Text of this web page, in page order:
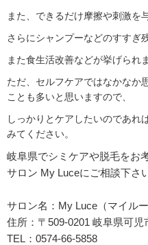
また、できるだけ摩擦や刺激を
さらにシャンプーなどのすすぎ
また食生活改善などが挙げられ
ただ、セルフケアではなかなか
ことも多いと思いますので、
しっかりとケアしたいのであれ
みてください。
岐阜県でシミケアや脱毛をお
サロン My Luceにご相談下さい
サロン名：My Luce（マイルー
住所： 〒509-0201 岐阜県可
TEL：0574-66-5858